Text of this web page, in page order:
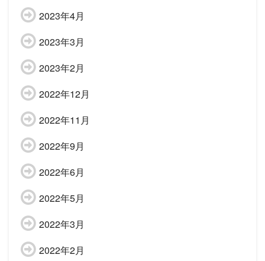
2023年4月
2023年3月
2023年2月
2022年12月
2022年11月
2022年9月
2022年6月
2022年5月
2022年3月
2022年2月